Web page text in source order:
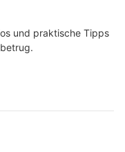
und praktische Tipps